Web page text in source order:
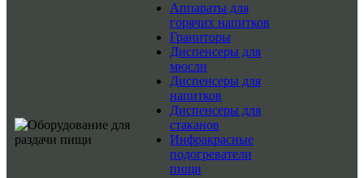
Аппараты для
горячих напитков
Граниторы
Диспенсеры для
мюсли
Диспенсеры для
напитков
Диспенсеры для
стаканов
Инфракрасные
подогреватели
пищи